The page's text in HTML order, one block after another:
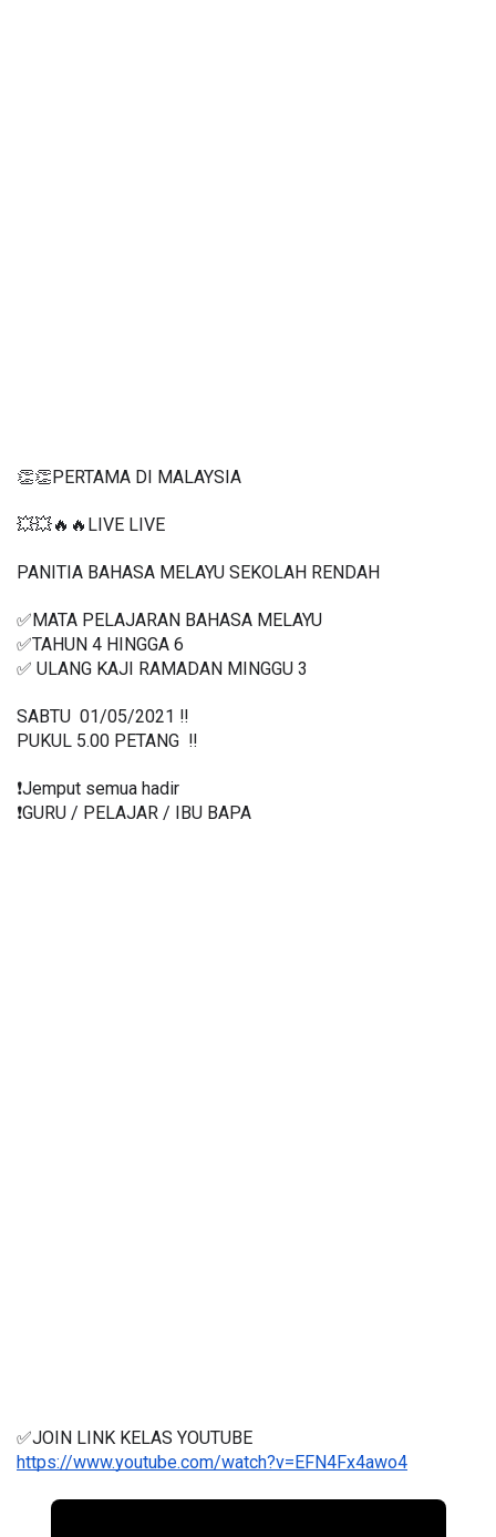
👏👏PERTAMA DI MALAYSIA
💥💥🔥🔥LIVE LIVE
PANITIA BAHASA MELAYU SEKOLAH RENDAH
✅MATA PELAJARAN BAHASA MELAYU
✅TAHUN 4 HINGGA 6
✅ ULANG KAJI RAMADAN MINGGU 3
SABTU  01/05/2021 ‼️
PUKUL 5.00 PETANG  ‼️
❗️Jemput semua hadir
❗️GURU / PELAJAR / IBU BAPA
✅JOIN LINK KELAS YOUTUBE
https://www.youtube.com/watch?v=EFN4Fx4awo4